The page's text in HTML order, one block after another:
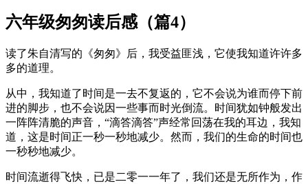
六年级匆匆读后感（篇4）
读了朱自清写的《匆匆》后，我受益匪浅，它使我知道许许多
多的道理。
从中，我知道了时间是一去不复返的，它不会说为谁而停下前
进的脚步，也不会说因一些事而时光倒流。时间犹如钟般发出
一阵阵清脆的声音，“滴答滴答”声经常回荡在我的耳边，我知
道，这是时间正一秒一秒地减少。然而，我们的生命的时间也
一秒秒地减少。
时间流逝得飞快，已是二零一一年了，我们还是无所作为，作